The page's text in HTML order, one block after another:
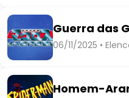
Guerra das
06/11/2025 •
Homem-